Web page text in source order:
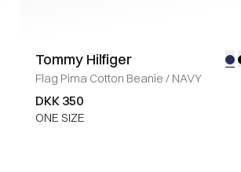
Tommy Hilfiger
Flag Pima Cotton Beanie / NAVY
DKK 350
ONE SIZE